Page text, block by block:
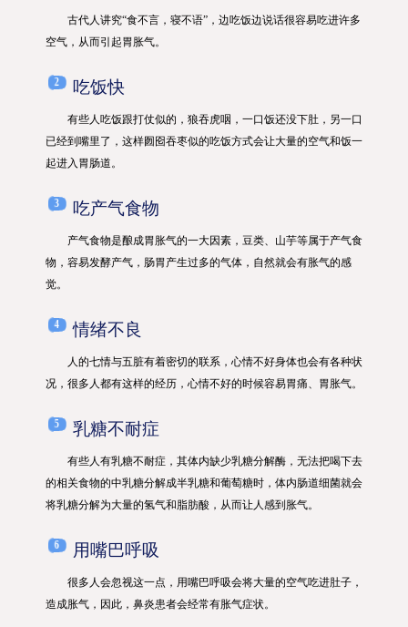
古代人讲究“食不言，寝不语”，边吃饭边说话很容易吃进许多
空气，从而引起胃胀气。
2 吃饭快
有些人吃饭跟打仗似的，狼吞虎咽，一口饭还没下肚，另一口
已经到嘴里了，这样囫囵吞枣似的吃饭方式会让大量的空气和饭一
起进入胃肠道。
3 吃产气食物
产气食物是酿成胃胀气的一大因素，豆类、山芋等属于产气食
物，容易发酵产气，肠胃产生过多的气体，自然就会有胀气的感
觉。
4 情绪不良
人的七情与五脏有着密切的联系，心情不好身体也会有各种状
况，很多人都有这样的经历，心情不好的时候容易胃痛、胃胀气。
5 乳糖不耐症
有些人有乳糖不耐症，其体内缺少乳糖分解酶，无法把喝下去
的相关食物的中乳糖分解成半乳糖和葡萄糖时，体内肠道细菌就会
将乳糖分解为大量的氢气和脂肪酸，从而让人感到胀气。
6 用嘴巴呼吸
很多人会忽视这一点，用嘴巴呼吸会将大量的空气吃进肚子，
造成胀气，因此，鼻炎患者会经常有胀气症状。